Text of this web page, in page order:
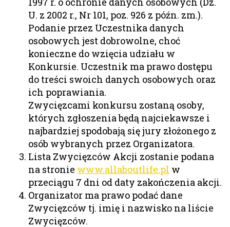
U. z 2002 r., Nr 101, poz. 926 z późn. zm.).
Podanie przez Uczestnika danych
osobowych jest dobrowolne, choć
konieczne do wzięcia udziału w
Konkursie. Uczestnik ma prawo dostępu
do treści swoich danych osobowych oraz
ich poprawiania.
Zwycięzcami konkursu zostaną osoby,
których zgłoszenia będą najciekawsze i
najbardziej spodobają się jury złożonego z
osób wybranych przez Organizatora.
Lista Zwycięzców Akcji zostanie podana
na stronie www.allaboutlife.pl w
przeciągu 7 dni od daty zakończenia akcji.
Organizator ma prawo podać dane
Zwycięzców tj. imię i nazwisko na liście
Zwycięzców.